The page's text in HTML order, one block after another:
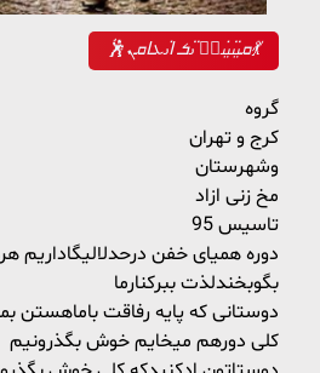
🕺ܩࡅ࡙ࡅ߳ࡅ࡙ࡅ߭ܭَ ࡅ߳ܭ ߊ‌ࡅ߭ܥ‌‌ߊ‌ܩܢ💃
گروه
کرج و تهران
وشهرستان
مخ زنی ازاد
تاسیس 95
دوره همیای خفن درحدلالیگاداریم
بگوبخندلذت ببرکنارما
دوستانی که پایه رفاقت باماهستن
کلی دورهم میخایم خوش بگذرونیم